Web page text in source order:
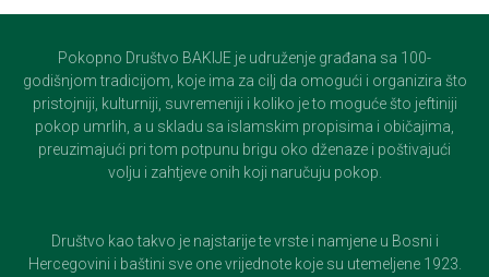
Pokopno Društvo BAKIJE je udruženje građana sa 100-
godišnjom tradicijom, koje ima za cilj da omogući i organizira što
pristojniji, kulturniji, suvremeniji i koliko je to moguće što jeftiniji
pokop umrlih, a u skladu sa islamskim propisima i običajima,
preuzimajući pri tom potpunu brigu oko dženaze i poštivajući
volju i zahtjeve onih koji naručuju pokop.
Društvo kao takvo je najstarije te vrste i namjene u Bosni i
Hercegovini i baštini sve one vrijednote koje su utemeljene 1923.